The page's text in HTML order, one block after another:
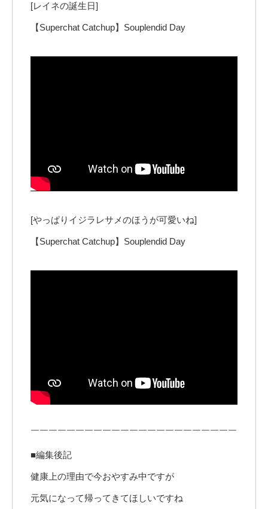
[レイネの誕生日]
【Superchat Catchup】Souplendid Day
[やっぱりイジラレサメのほうが可愛いね]
【Superchat Catchup】Souplendid Day
￣￣￣￣￣￣￣￣￣￣￣￣￣￣￣￣￣￣￣￣￣￣￣
■編集後記
健康上の理由で今おやすみ中ですが
元気になって帰ってきてほしいですね